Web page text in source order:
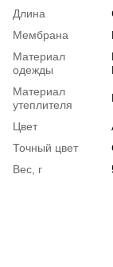
Длина
Мембрана
Материал
одежды
Материал
утеплителя
Цвет
Точный цвет
Вес, г